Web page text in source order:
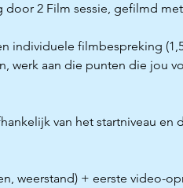
2 Film sessie, gefilmd
individuele filmbespreking
werk aan die punten die jou
van het startniveau en
weerstand) + eerste video-